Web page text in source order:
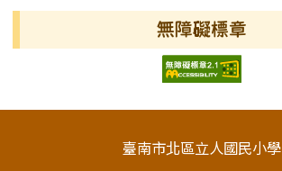
無障礙標章
頁尾區域內容臺南市北區立人國民小學